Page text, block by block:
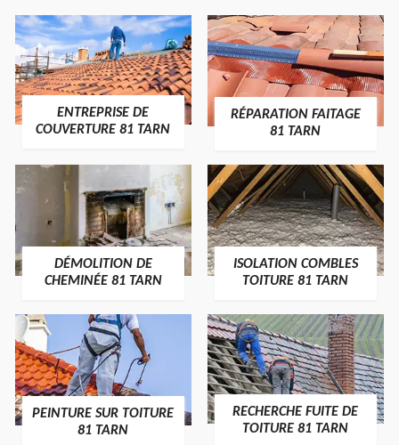
ENTREPRISE DE
COUVERTURE 81 TARN
RÉPARATION FAITAGE
81 TARN
DÉMOLITION DE
CHEMINÉE 81 TARN
ISOLATION COMBLES
TOITURE 81 TARN
PEINTURE SUR TOITURE
81 TARN
RECHERCHE FUITE DE
TOITURE 81 TARN